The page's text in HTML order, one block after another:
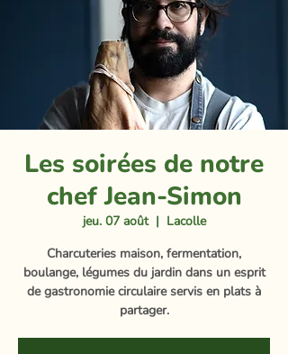
Les soirées de notre
chef Jean-Simon
jeu. 07 août
  |
Lacolle
Charcuteries maison, fermentation,
boulange, légumes du jardin dans un esprit
de gastronomie circulaire servis en plats à
partager.